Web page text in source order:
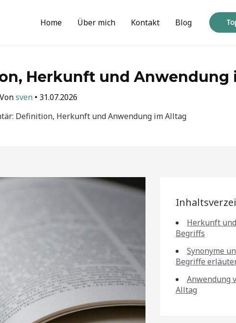
Home Über mich Kontakt Blog
Herkunft und Anwendung
Vonsven • 31.07.2026
Definition, Herkunft und Anwendung im Alltag
Herkunft
Begriffs
Synonyme
Begriffe
Anwendung
Alltag